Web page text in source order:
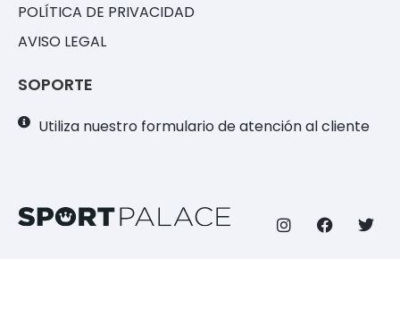
POLÍTICA DE PRIVACIDAD
AVISO LEGAL
SOPORTE
Utiliza nuestro formulario de atención al cliente